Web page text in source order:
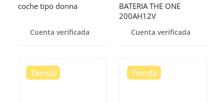
coche tipo donna
Cuenta verificada
BATERIA THE ONE
200AH12V
Cuenta verificada